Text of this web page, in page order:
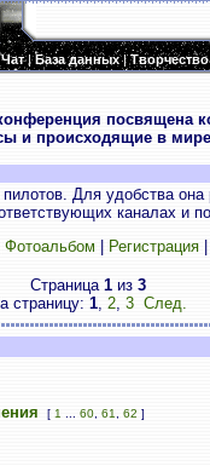
Чат|База данных|Творчество
посвящена
и происходящие в
Для удобства
каналах и
Фотоальбом Регистрация
Страница 1 из 3
страницу: 1, 2, 3 След.
[ 1 60 61 62 ]